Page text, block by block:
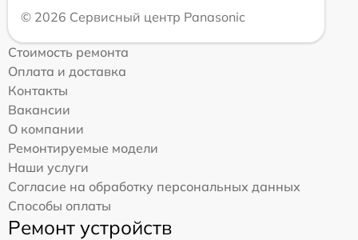
© 2026 Сервисный центр Panasonic
Стоимость ремонта
Оплата и доставка
Контакты
Вакансии
О компании
Ремонтируемые модели
Наши услуги
Согласие на обработку персональных данных
Способы оплаты
Ремонт устройств